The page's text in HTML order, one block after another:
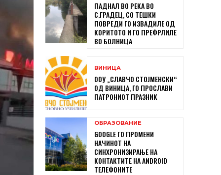
ПАДНАЛ ВО РЕКА ВО
С.ГРАДЕЦ, СО ТЕШКИ
ПОВРЕДИ ГО ИЗВАДИЛЕ ОД
КОРИТОТО И ГО ПРЕФРЛИЛЕ
ВО БОЛНИЦА
ВИНИЦА
ООУ „СЛАВЧО СТОЈМЕНСКИ“
ОД ВИНИЦА, ГО ПРОСЛАВИ
ПАТРОНИОТ ПРАЗНИК
ОБРАЗОВАНИЕ
GOOGLE ГО ПРОМЕНИ
НАЧИНОТ НА
СИНХРОНИЗИРАЊЕ НА
КОНТАКТИТЕ НА ANDROID
ТЕЛЕФОНИТЕ